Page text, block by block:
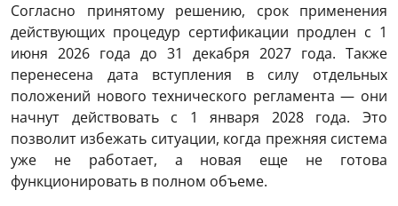
Согласно принятому решению, срок применения
действующих процедур сертификации продлен с 1
июня 2026 года до 31 декабря 2027 года. Также
перенесена дата вступления в силу отдельных
положений нового технического регламента — они
начнут действовать с 1 января 2028 года. Это
позволит избежать ситуации, когда прежняя система
уже не работает, а новая еще не готова
функционировать в полном объеме.